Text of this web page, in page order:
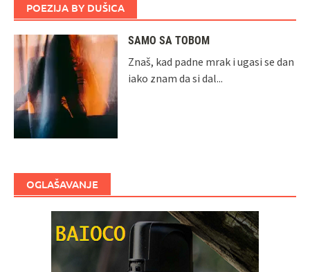
POEZIJA BY DUŠICA
SAMO SA TOBOM
Znaš, kad padne mrak i ugasi se dan
iako znam da si dal...
OGLAŠAVANJE